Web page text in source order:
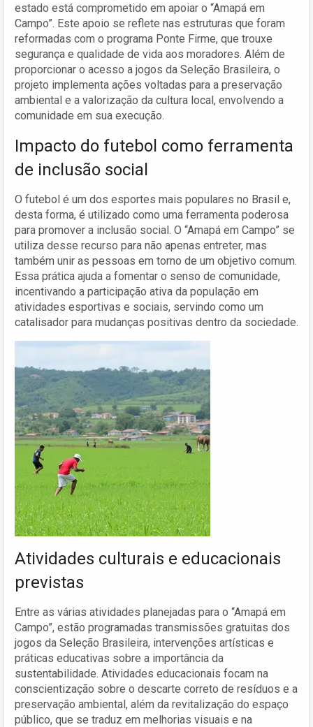
estado está comprometido em apoiar o “Amapá em
Campo”. Este apoio se reflete nas estruturas que foram
reformadas com o programa Ponte Firme, que trouxe
segurança e qualidade de vida aos moradores. Além de
proporcionar o acesso a jogos da Seleção Brasileira, o
projeto implementa ações voltadas para a preservação
ambiental e a valorização da cultura local, envolvendo a
comunidade em sua execução.
Impacto do futebol como ferramenta
de inclusão social
O futebol é um dos esportes mais populares no Brasil e,
desta forma, é utilizado como uma ferramenta poderosa
para promover a inclusão social. O “Amapá em Campo” se
utiliza desse recurso para não apenas entreter, mas
também unir as pessoas em torno de um objetivo comum.
Essa prática ajuda a fomentar o senso de comunidade,
incentivando a participação ativa da população em
atividades esportivas e sociais, servindo como um
catalisador para mudanças positivas dentro da sociedade.
Atividades culturais e educacionais
previstas
Entre as várias atividades planejadas para o “Amapá em
Campo”, estão programadas transmissões gratuitas dos
jogos da Seleção Brasileira, intervenções artísticas e
práticas educativas sobre a importância da
sustentabilidade. Atividades educacionais focam na
conscientização sobre o descarte correto de resíduos e a
preservação ambiental, além da revitalização do espaço
público, que se traduz em melhorias visuais e na